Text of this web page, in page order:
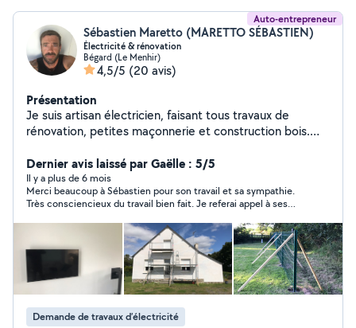
Auto-entrepreneur
Sébastien Maretto (MARETTO SÉBASTIEN)
Électricité & rénovation
Bégard (Le Menhir)
4,5/5 (20 avis)
Présentation
Je suis artisan électricien, faisant tous travaux de
rénovation, petites maçonnerie et construction bois.
soucieux du détail. N'hésitez pas à me contacter pour
vos projets.
Dernier avis laissé par Gaëlle : 5/5
Il y a plus de 6 mois
Merci beaucoup à Sébastien pour son travail et sa sympathie.
Très consciencieux du travail bien fait. Je referai appel à ses
Demande de travaux d’électricité